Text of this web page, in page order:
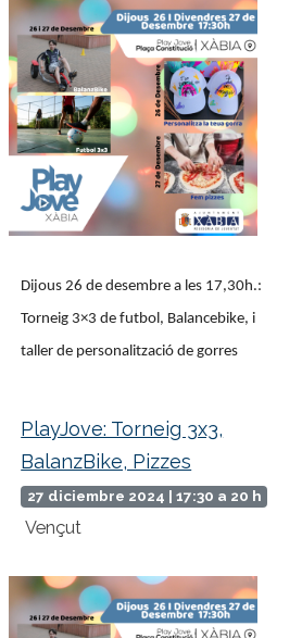
Dijous 26 de desembre a les 17,30h.:
Torneig 3×3 de futbol, Balancebike, i
taller de personalització de gorres
PlayJove: Torneig 3x3,
BalanzBike, Pizzes
27 diciembre 2024 | 17:30 a 20 h
Vençut